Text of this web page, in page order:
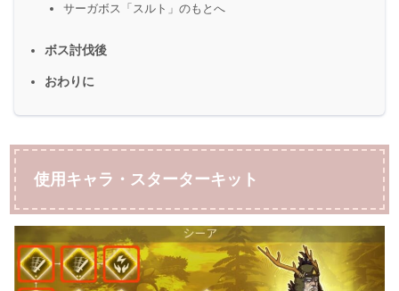
サーガボス「スルト」のもとへ
ボス討伐後
おわりに
使用キャラ・スターターキット